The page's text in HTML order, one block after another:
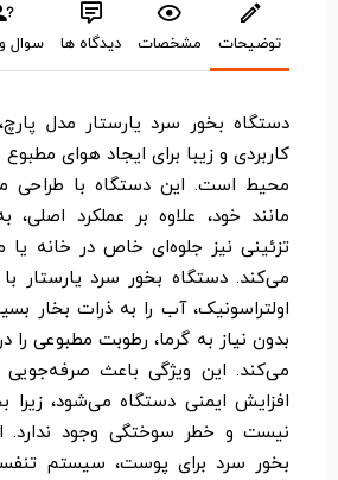
توضیحات مشخصات دیدگاه ها سوال
دستگاه بخور سرد یارستار مدل
کاربردی و زیبا برای ایجاد هوای
محیط است. این دستگاه با طراحی
مانند خود، علاوه بر عملکرد
تزئینی نیز جلوه‌ای خاص در خانه یا
می‌کند. دستگاه بخور سرد یارستار با
اولتراسونیک، آب را به ذرات بخار
بدون نیاز به گرما، رطوبت مطبوعی
می‌کند. این ویژگی باعث
افزایش ایمنی دستگاه می‌شود، زیرا
نیست و خطر سوختگی وجود ندارد.
بخور سرد برای پوست، سیستم